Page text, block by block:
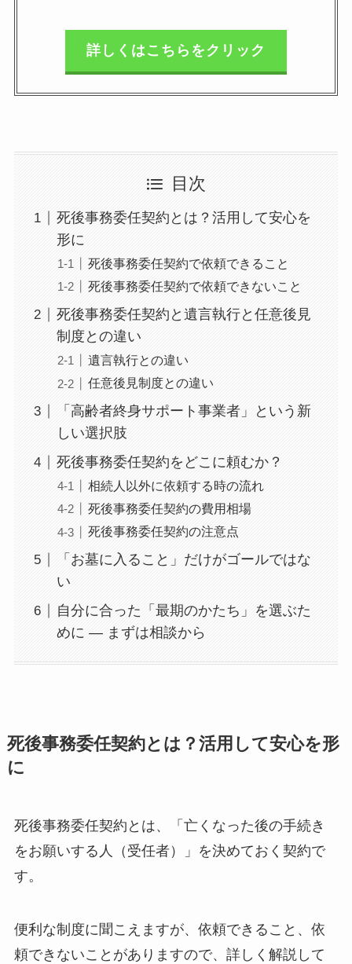
詳しくはこちらをクリック
目次
死後事務委任契約とは？活用して安心を
形に
死後事務委任契約で依頼できること
死後事務委任契約で依頼できないこと
死後事務委任契約と遺言執行と任意後見
制度との違い
遺言執行との違い
任意後見制度との違い
「高齢者終身サポート事業者」という新
しい選択肢
死後事務委任契約をどこに頼むか？
相続人以外に依頼する時の流れ
死後事務委任契約の費用相場
死後事務委任契約の注意点
「お墓に入ること」だけがゴールではな
い
自分に合った「最期のかたち」を選ぶた
めに ― まずは相談から
死後事務委任契約とは？活用して安心を形
に
死後事務委任契約とは、「亡くなった後の手続き
をお願いする人（受任者）」を決めておく契約で
す。
便利な制度に聞こえますが、依頼できること、依
頼できないことがありますので、詳しく解説して